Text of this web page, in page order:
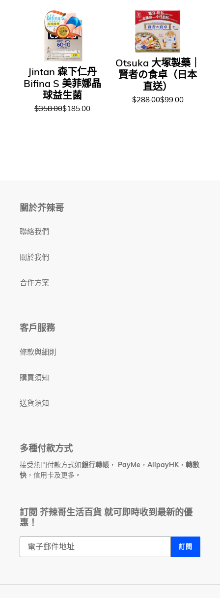
Jintan 森下仁丹
Bifina S 美菲娜晶
球益生菌
$358.00$185.00
Otsuka 大塚製藥｜
賢者の食卓（日本
直送）
$288.00$99.00
關於芥辣哥
聯絡我們
關於我們
合作方案
客戶服務
條款與細則
購買須知
送貨須知
多種付款方式
接受熱門付款方式如銀行轉帳 ， PayMe ， AlipayHK ， 轉數
快 ，信用卡及更多。
訂閱 芥辣哥生活百貨 就可即時收到最新的優
惠！
訂閱